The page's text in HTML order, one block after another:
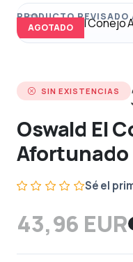
AGOTADO
SIN EXISTENCIAS
Oswald El
Afortunado
Sé el
43,96 EUR